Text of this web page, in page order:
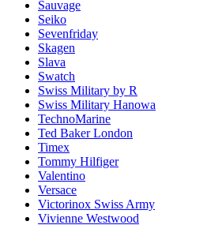
Sauvage
Seiko
Sevenfriday
Skagen
Slava
Swatch
Swiss Military by R
Swiss Military Hanowa
TechnoMarine
Ted Baker London
Timex
Tommy Hilfiger
Valentino
Versace
Victorinox Swiss Army
Vivienne Westwood